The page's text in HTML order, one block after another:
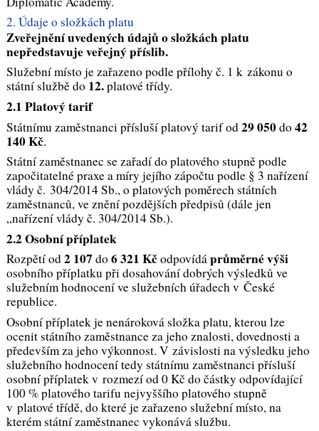
2. Údaje o složkách platu
Zveřejnění uvedených údajů o složkách platu
nepředstavuje veřejný příslib.
Služební místo je zařazeno podle přílohy č. 1 k zákonu o
státní službě do 12.platové třídy.
2.1 Platový tarif
Státnímu zaměstnanci přísluší platový tarif od29 050do 42
140Kč.
Státní zaměstnanec se zařadí do platového stupně podle
započitatelné praxe a míry jejího zápočtu podle § 3 nařízení
vlády č. 304/2014 Sb., o platových poměrech státních
zaměstnanců, ve znění pozdějších předpisů (dále jen
„nařízení vlády č. 304/2014 Sb.).
2.2 Osobní příplatek
Rozpětí od2 107 do 6 321 Kčodpovídáprůměrné výši
osobního příplatku při dosahování dobrých výsledků ve
služebním hodnocení ve služebních úřadech v České
republice.
Osobní příplatek je nenároková složka platu, kterou lze
ocenit státního zaměstnance za jeho znalosti, dovednosti a
především za jeho výkonnost. V závislosti na výsledku jeho
služebního hodnocení tedy státnímu zaměstnanci přísluší
osobní příplatek v rozmezí od 0 Kč do částky odpovídající
100 % platového tarifu nejvyššího platového stupně
v platové třídě, do které je zařazeno služební místo, na
kterém státní zaměstnanec vykonává službu.